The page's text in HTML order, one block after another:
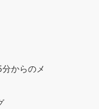
からのメ